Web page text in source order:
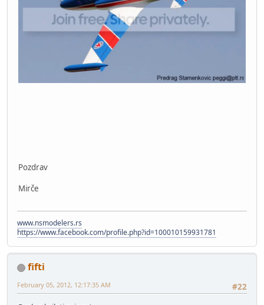
Pozdrav
Mirče
www.nsmodelers.rs
https://www.facebook.com/profile.php?id=100010159931781
fifti
#22
February 05, 2012, 12:17:35 AM